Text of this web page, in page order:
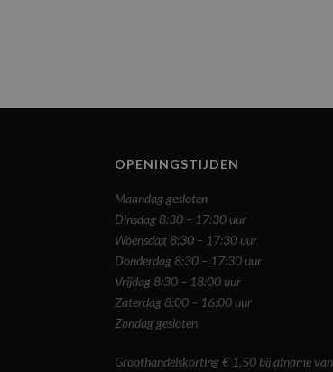
OPENINGSTIJDEN
Maandag gesloten
Dinsdag 8:30 – 17:30 uur
Woensdag 8:30 – 17:30 uur
Donderdag 8:30 – 17:30 uur
Vrijdag 8:30 – 18:00 uur
Zaterdag 8:00 – 16:00 uur
Zondag gesloten
Groothandelskorting € 1,50 bij afname